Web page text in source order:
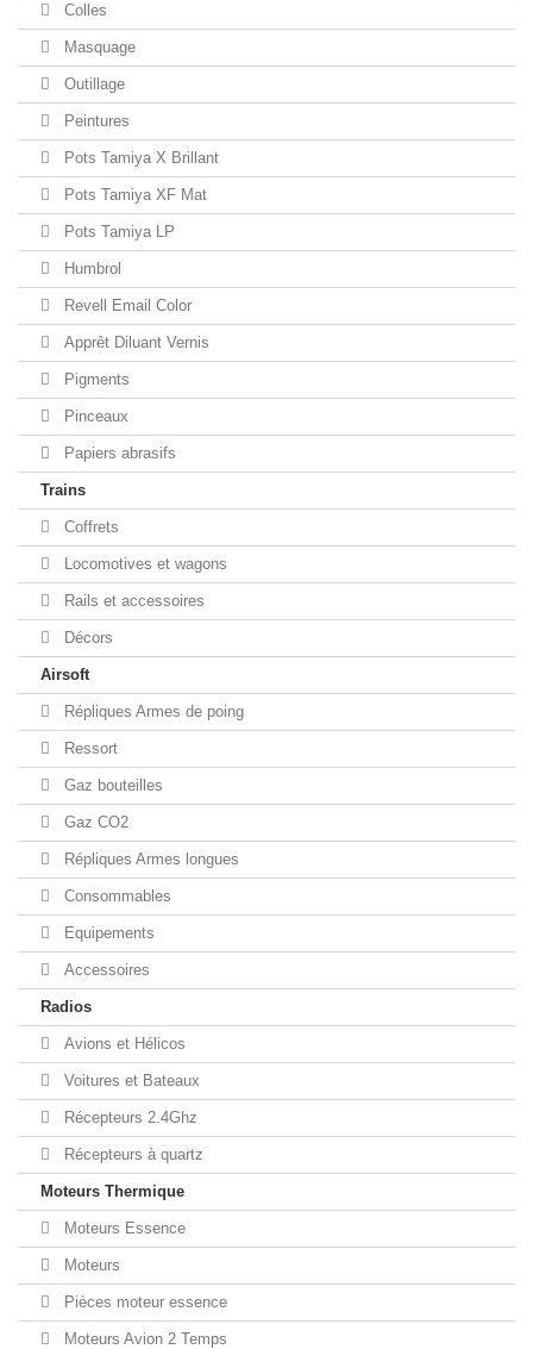
Colles
Masquage
Outillage
Peintures
Pots Tamiya X Brillant
Pots Tamiya XF Mat
Pots Tamiya LP
Humbrol
Revell Email Color
Apprêt Diluant Vernis
Pigments
Pinceaux
Papiers abrasifs
Trains
Coffrets
Locomotives et wagons
Rails et accessoires
Décors
Airsoft
Répliques Armes de poing
Ressort
Gaz bouteilles
Gaz CO2
Répliques Armes longues
Consommables
Equipements
Accessoires
Radios
Avions et Hélicos
Voitures et Bateaux
Récepteurs 2.4Ghz
Récepteurs à quartz
Moteurs Thermique
Moteurs Essence
Moteurs
Pièces moteur essence
Moteurs Avion 2 Temps